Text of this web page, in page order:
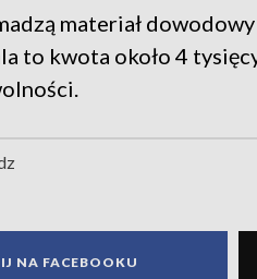
materiał
to kwota około 4
NA FACEBOOKU